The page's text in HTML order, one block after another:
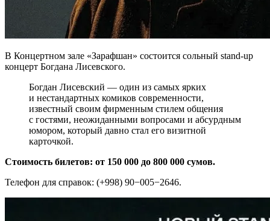
В Концертном зале «Зарафшан» состоится сольный stand-up
концерт Богдана Лисевского.
Богдан Лисевский — один из самых ярких
и нестандартных комиков современности,
известный своим фирменным стилем общения
с гостями, неожиданными вопросами и абсурдным
юмором, который давно стал его визитной
карточкой.
Стоимость билетов: от 150 000 до 800 000 сумов.
Телефон для справок: (+998) 90−005−2646.